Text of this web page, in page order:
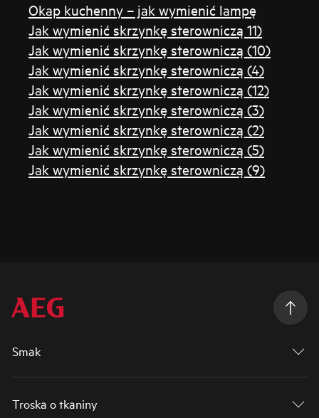
Okap kuchenny – jak wymienić lampę
Jak wymienić skrzynkę sterowniczą 11)
Jak wymienić skrzynkę sterowniczą (10)
Jak wymienić skrzynkę sterowniczą (4)
Jak wymienić skrzynkę sterowniczą (12)
Jak wymienić skrzynkę sterowniczą (3)
Jak wymienić skrzynkę sterowniczą (2)
Jak wymienić skrzynkę sterowniczą (5)
Jak wymienić skrzynkę sterowniczą (9)
Smak
Troska o tkaniny